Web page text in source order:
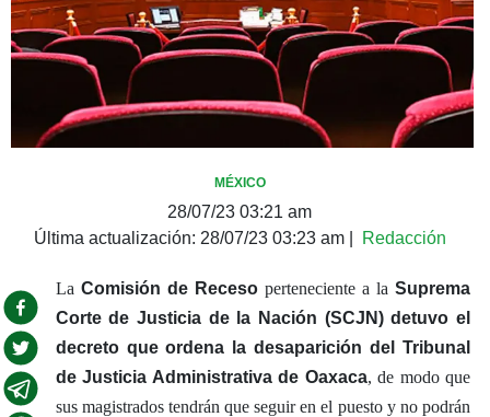
MÉXICO
28/07/23 03:21 am
Última actualización: 28/07/23 03:23 am| Redacción
La Comisión de Recesoperteneciente a la Suprema
Corte de Justicia de la Nación (SCJN) detuvo el
decreto que ordena la desaparición del Tribunal
de Justicia Administrativa de Oaxaca, de modo que
sus magistrados tendrán que seguir en el puesto y no podrán